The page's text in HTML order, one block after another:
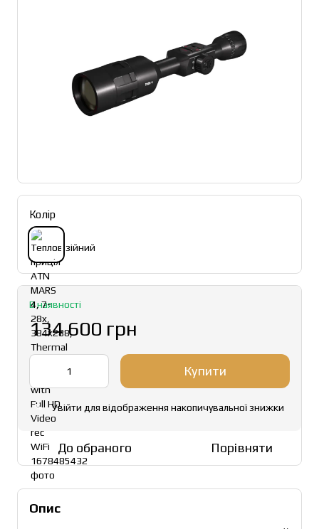
Колір
В наявності
134 600 грн
Купити
% Увійти для відображення накопичувальної знижки
До обраного Порівняти
Опис